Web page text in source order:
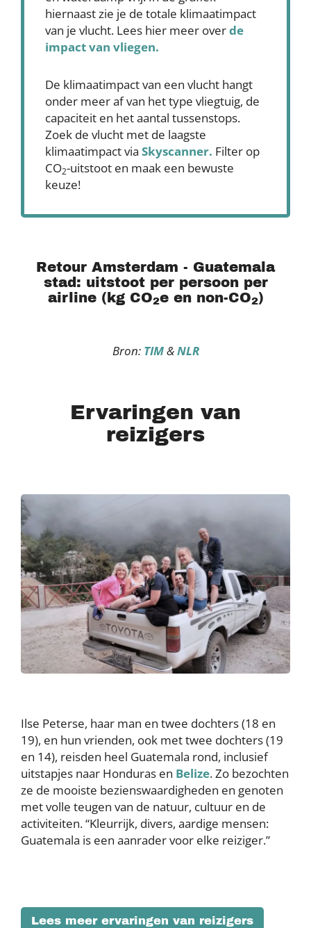
hiernaast zie je de totale klimaatimpact
van je vlucht. Lees hier meer overde
impact van vliegen.
De klimaatimpact van een vlucht hangt
onder meer af van het type vliegtuig, de
capaciteit en het aantal tussenstops.
Zoek de vlucht met de laagste
klimaatimpact via Skyscanner. Filter op
CO2-uitstoot en maak een bewuste
keuze!
Retour Amsterdam - Guatemala
stad: uitstoot per persoon per
airline (kg CO2e en non-CO2)
Bron: TIM&NLR
Ervaringen van
reizigers
Ilse Peterse, haar man en twee dochters (18 en
19), en hun vrienden, ook met twee dochters (19
en 14), reisden heel Guatemala rond, inclusief
uitstapjes naar Honduras en Belize. Zo bezochten
ze de mooiste bezienswaardigheden en genoten
met volle teugen van de natuur, cultuur en de
activiteiten. “Kleurrijk, divers, aardige mensen:
Guatemala is een aanrader voor elke reiziger.”
Lees meer ervaringen van reizigers